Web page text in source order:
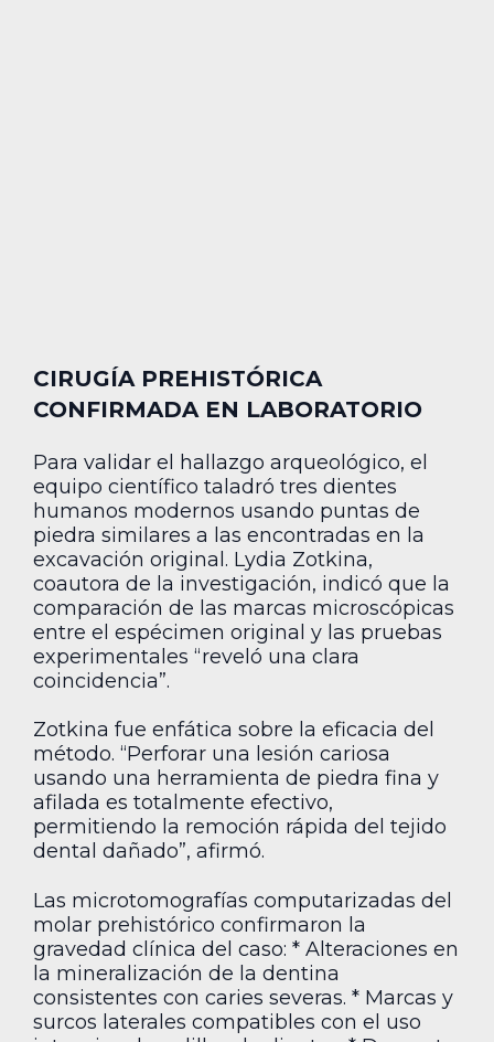
CIRUGÍA PREHISTÓRICA
CONFIRMADA EN LABORATORIO
Para validar el hallazgo arqueológico, el
equipo científico taladró tres dientes
humanos modernos usando puntas de
piedra similares a las encontradas en la
excavación original. Lydia Zotkina,
coautora de la investigación, indicó que la
comparación de las marcas microscópicas
entre el espécimen original y las pruebas
experimentales “reveló una clara
coincidencia”.
Zotkina fue enfática sobre la eficacia del
método. “Perforar una lesión cariosa
usando una herramienta de piedra fina y
afilada es totalmente efectivo,
permitiendo la remoción rápida del tejido
dental dañado”, afirmó.
Las microtomografías computarizadas del
molar prehistórico confirmaron la
gravedad clínica del caso: * Alteraciones en
la mineralización de la dentina
consistentes con caries severas. * Marcas y
surcos laterales compatibles con el uso